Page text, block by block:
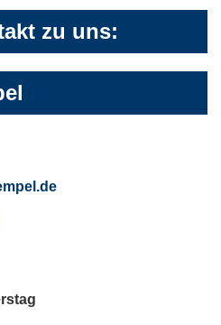
zu uns: